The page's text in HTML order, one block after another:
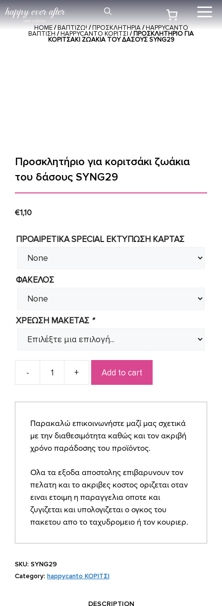
Μετάβαση
σε
περιεχόμενο
HOME/ΒΑΠΤΙΖΩ!/ΠΡΟΣΚΛΗΤΗΡΙΑ/HAPPYCANTO
ΒΑΠΤΙΣΗ /HAPPYCANTO ΚΟΡΙΤΣΙ / ΠΡΟΣΚΛΗΤΉΡΙΟ ΓΙΑ
ΚΟΡΙΤΣΆΚΙ ΖΩΆΚΙΑ ΤΟΥ ΔΆΣΟΥΣ SYNG29
Προσκλητήριο για κοριτσάκι ζωάκια
του δάσους SYNG29
€1,10
ΠΡΟΑΙΡΕΤΙΚΑ SPECIAL ΕΚΤΥΠΩΣΗ KAΡΤΑΣ
ΦΑΚΕΛΟΣ
ΧΡΕΩΣΗ ΜΑΚΕΤΑΣ *
Προσκλητήριο
κοριτσάκι
του
δάσους
SYNG29
Add to cart
Παρακαλώ επικοινωνήστε μαζί μας σχετικά
με την διαθεσιμότητα καθώς και τον ακριβή
χρόνο παράδοσης του προϊόντος.
Ολα τα εξοδα αποστολης επιβαρυνουν τον
πελατη και το ακριβες κοστος οριζεται οταν
ειναι ετοιμη η παραγγελια οποτε και
ζυγιζεται και υπολογιζεται ο ογκος του
πακετου απο το ταχυδρομειο ή τον κουριερ.
SKU: SYNG29
Category: happycanto ΚΟΡΙΤΣΙ
DESCRIPTION